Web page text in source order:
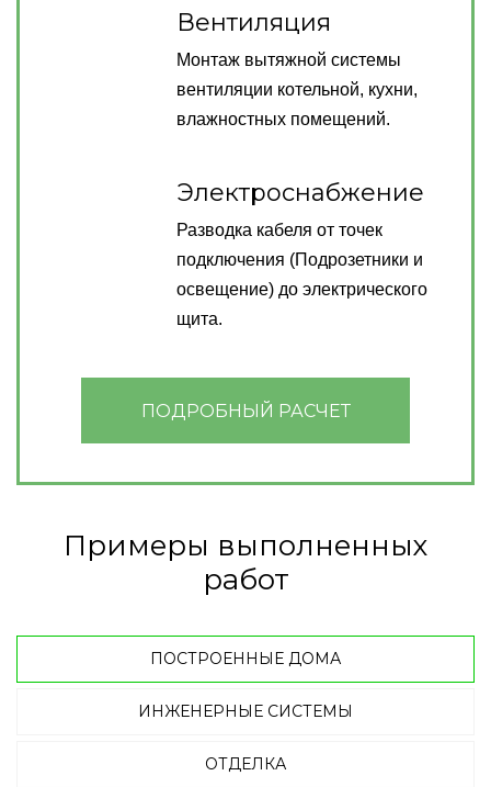
Вентиляция
Монтаж вытяжной системы
вентиляции котельной, кухни,
влажностных помещений.
Электроснабжение
Разводка кабеля от точек
подключения (Подрозетники и
освещение) до электрического
щита.
ПОДРОБНЫЙ РАСЧЕТ
Примеры выполненных
работ
ПОСТРОЕННЫЕ ДОМА
ИНЖЕНЕРНЫЕ СИСТЕМЫ
ОТДЕЛКА